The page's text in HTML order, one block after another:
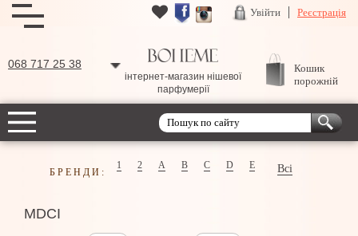
Увійти Реєстрація
068 717 25 38
інтернет-магазин нішевої
парфумерії
Кошик
порожній
БРЕНДИ:
1 2 A B C D E Всі
MDCI